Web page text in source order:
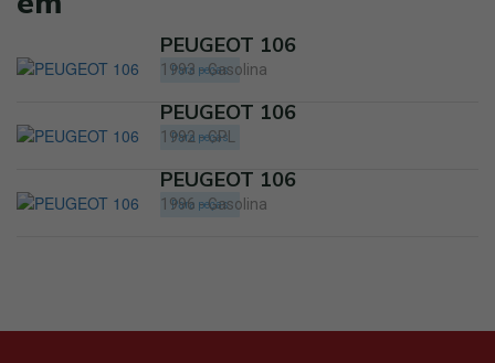
Para peças
PEUGEOT 106
1993 - Gasolina
Para peças
PEUGEOT 106
1992 - GPL
Para peças
PEUGEOT 106
1996 - Gasolina